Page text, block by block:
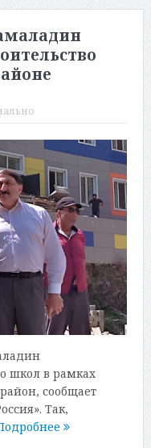
школ в рамках
сообщает
Так,